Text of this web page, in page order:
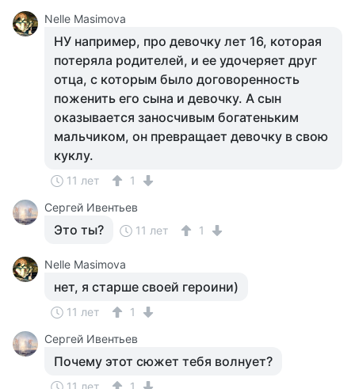
Nelle Masimova
НУ например, про девочку лет 16, которая
потеряла родителей, и ее удочеряет друг
отца, с которым было договоренность
поженить его сына и девочку. А сын
оказывается заносчивым богатеньким
мальчиком, он превращает девочку в свою
куклу.
11 лет
1
Сергей Ивентьев
Это ты? 11 лет 1
Nelle Masimova
нет, я старше своей героини)
11 лет
1
Сергей Ивентьев
Почему этот сюжет тебя волнует?
11 лет 1